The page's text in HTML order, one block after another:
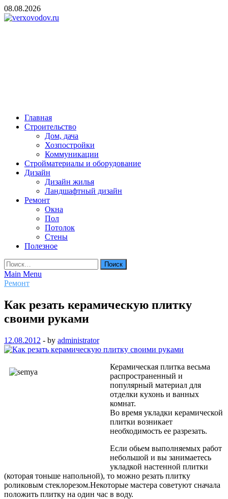
Skip
to
08.08.2026
Главная
Строительство
Дом, дача
Хозпостройки
Коммуникации
Стройматериалы и оборудование
Дизайн
Дизайн жилья
Ландшафтный дизайн
Ремонт
Окна
Пол
Потолок
Стены
Полезное
Найти:
Main Menu
Ремонт
Как резать керамическую плитку
своими руками
12.08.2012 - by administrator
Керамическая плитка весьма
распространенный и
популярный материал для
отделки кухонь и ванных
комнат.
Во время укладки керамической
плитки возникает
необходимость ее разрезать.
Если обьем выполняемых работ
небольшой и вы занимаетесь
укладкой настенной плитки
(которая тоньше напольной), то можно резать плитку
роликовым стеклорезом.Некоторые мастера советуют сначала
положить плитку на один час в воду.